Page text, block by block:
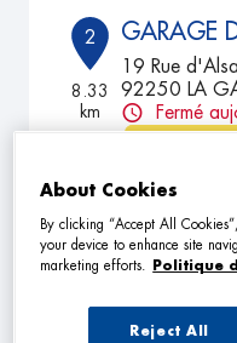
2
8.33
km
GARAGE
19 Rue
92250 LA
Fermé
3
108
About Cookies
By clicking “Accept All
your device to enhance site
marketing efforts.
Politique
Reject All